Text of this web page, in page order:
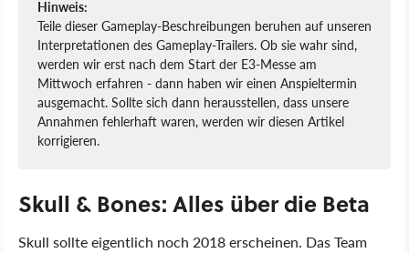
Hinweis:
Teile dieser Gameplay-Beschreibungen beruhen auf unseren
Interpretationen des Gameplay-Trailers. Ob sie wahr sind,
werden wir erst nach dem Start der E3-Messe am
Mittwoch erfahren - dann haben wir einen Anspieltermin
ausgemacht. Sollte sich dann herausstellen, dass unsere
Annahmen fehlerhaft waren, werden wir diesen Artikel
korrigieren.
Skull & Bones: Alles über die Beta
Skull sollte eigentlich noch 2018 erscheinen. Das Team